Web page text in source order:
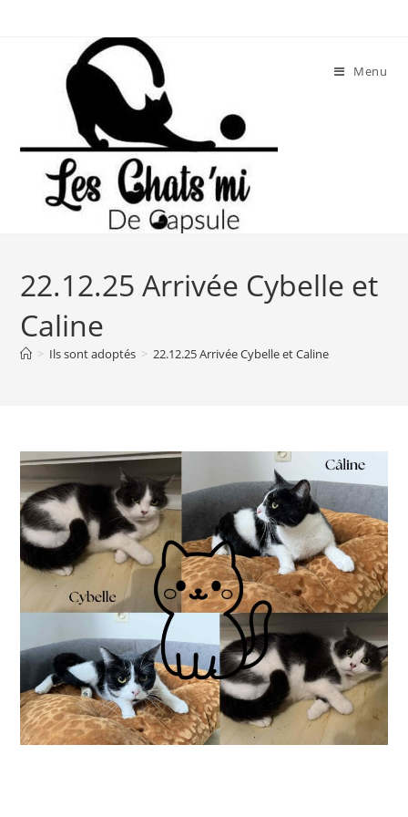
Menu
22.12.25 Arrivée Cybelle et
Caline
> Ils sont adoptés > 22.12.25 Arrivée Cybelle et Caline